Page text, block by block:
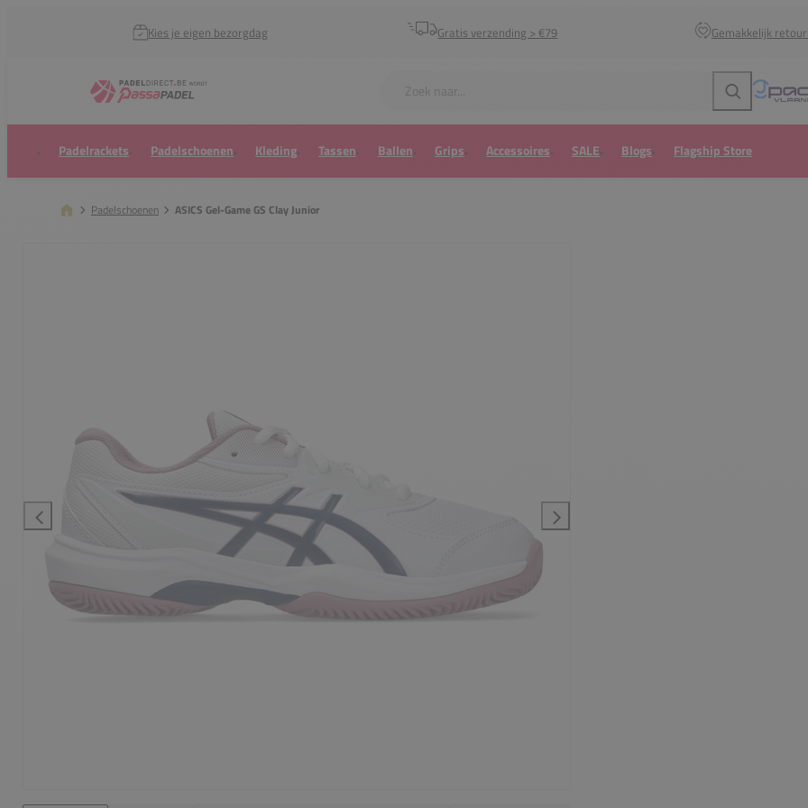
Kies je eigen bezorgdag Gratis verzending > €79 Gemakkelijk
Zoeken
Padelrackets Padelschoenen Kleding Tassen Ballen Grips Accessoires SALE Blogs Flagship Store
Padelschoenen ASICS Gel-Game GS Clay Junior